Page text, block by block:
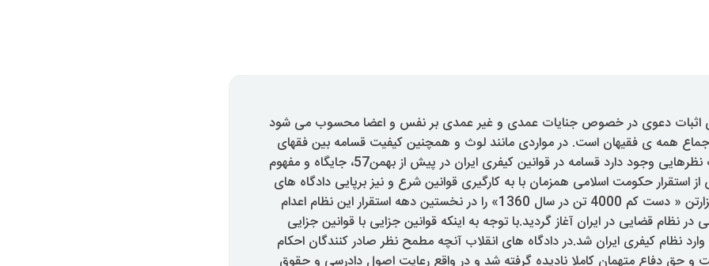
ی اثبات دعوی در خصوص جنایات عمدی و غیر عمدی بر نفس و اعضا محسوب می شود
همه ی فقیهان است. در مواردی مانند لوث و همچنین کیفیت قسامه بین فقهای
عامه و شیعه اختلاف نظرهایی وجود دارد قسامه در قوانین کیفری ایران در پیش از بهمن57، جایگاه و مفهوم
حکومت اسلامی همزمان با به کارگیری قوانین شرع و نیز برپایی دادگاه های
انقلاب که چندین هزارتن « دست کم 4000 تن در سال 1360» را در نخستین دهه استقرار این نظام اعدام
در نظام قضایی در ایران آغاز گردید.با توجه به اینکه قوانین جزایی با قوانین جزایی
وارد نظام کیفری ایران شد.در دادگاه های انقلاب آنچه مطمح نظر صادر کنندگان احکام